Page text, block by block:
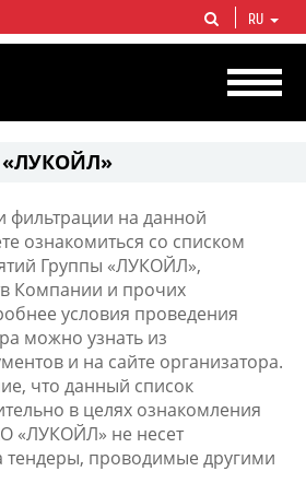
вертикально интегрированных
на долю которой приходится более 2%
1% доказанных запасов углеводородов.
RU
«ЛУКОЙЛ»
фильтрации на данной
ознакомиться со списком
Группы «ЛУКОЙЛ»,
Компании и прочих
условия проведения
можно узнать из
и на сайте организатора.
что данный список
в целях ознакомления
«ЛУКОЙЛ» не несет
тендеры, проводимые другими